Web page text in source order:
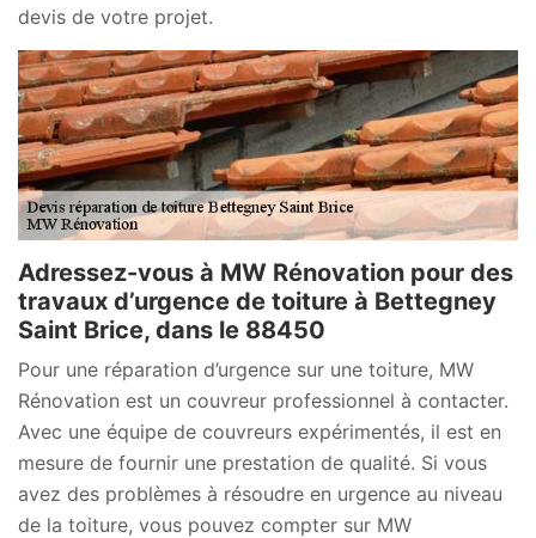
devis de votre projet.
Adressez-vous à MW Rénovation pour des
travaux d’urgence de toiture à Bettegney
Saint Brice, dans le 88450
Pour une réparation d’urgence sur une toiture, MW
Rénovation est un couvreur professionnel à contacter.
Avec une équipe de couvreurs expérimentés, il est en
mesure de fournir une prestation de qualité. Si vous
avez des problèmes à résoudre en urgence au niveau
de la toiture, vous pouvez compter sur MW